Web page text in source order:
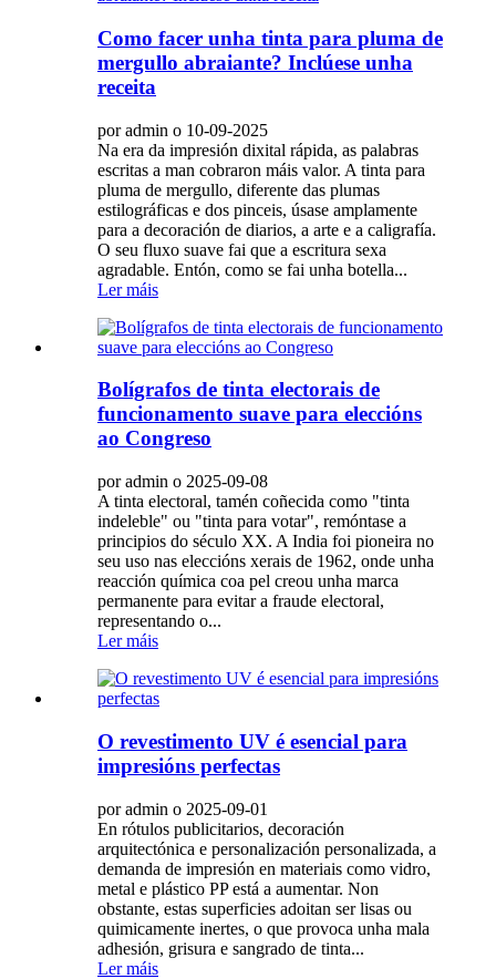
Como facer unha tinta para pluma de
mergullo abraiante? Inclúese unha
receita
por admin o 10-09-2025
Na era da impresión dixital rápida, as palabras
escritas a man cobraron máis valor. A tinta para
pluma de mergullo, diferente das plumas
estilográficas e dos pinceis, úsase amplamente
para a decoración de diarios, a arte e a caligrafía.
O seu fluxo suave fai que a escritura sexa
agradable. Entón, como se fai unha botella...
Ler máis
Bolígrafos de tinta electorais de
funcionamento suave para eleccións
ao Congreso
por admin o 2025-09-08
A tinta electoral, tamén coñecida como "tinta
indeleble" ou "tinta para votar", remóntase a
principios do século XX. A India foi pioneira no
seu uso nas eleccións xerais de 1962, onde unha
reacción química coa pel creou unha marca
permanente para evitar a fraude electoral,
representando o...
Ler máis
O revestimento UV é esencial para
impresións perfectas
por admin o 2025-09-01
En rótulos publicitarios, decoración
arquitectónica e personalización personalizada, a
demanda de impresión en materiais como vidro,
metal e plástico PP está a aumentar. Non
obstante, estas superficies adoitan ser lisas ou
quimicamente inertes, o que provoca unha mala
adhesión, grisura e sangrado de tinta...
Ler máis